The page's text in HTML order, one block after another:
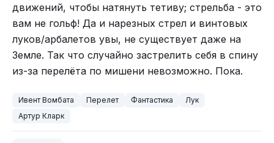
Хаотичный полёт, полёт неизвестно куда или
кружение на одном месте могут говорить о
неопределённости.
Ощущения во время полёта. Спокойное и
уверенное состояние может говорить о доверии
контроля или неуверенности в будущем.
движений, чтобы натянуть тетиву; стрельба - это
вам не гольф! Да и нарезных стрел и винтовых
луков/арбалетов увы, не существует даже на
Земле. Так что случайно застрелить себя в спину
из-за перелёта по мишени невозможно. Пока.
Ивент Вомбата Перелет Фантастика
Лук
Артур Кларк